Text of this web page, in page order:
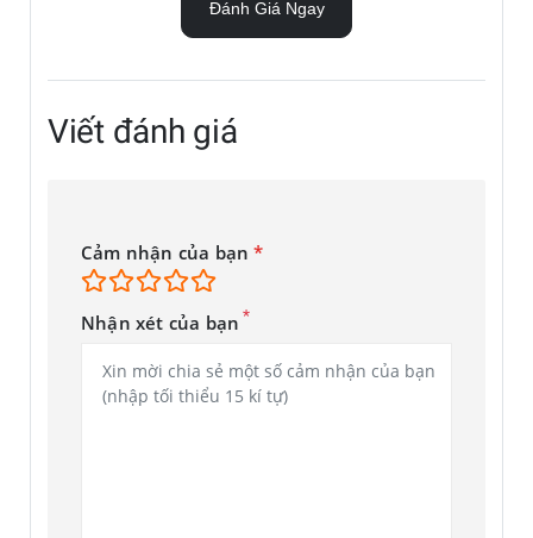
Đánh Giá Ngay
Viết đánh giá
Cảm nhận của bạn*
Nhận xét của bạn *